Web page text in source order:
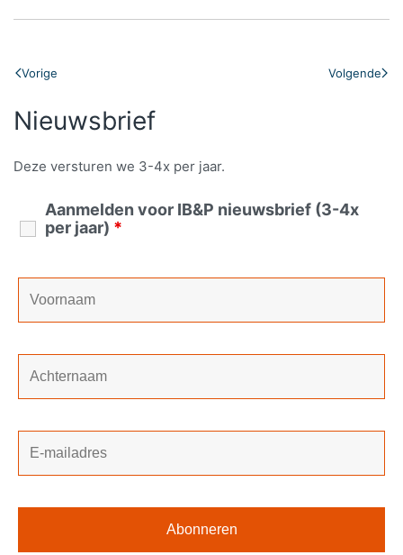
Vorige Volgende
Nieuwsbrief
Deze versturen we 3-4x per jaar.
Aanmelden voor IB&P nieuwsbrief (3-4x
per jaar) *